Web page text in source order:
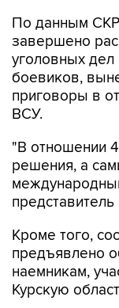
По данным
завершено
уголовных
боевиков,
приговоры в
ВСУ.
"В отношении
решения, а
Кроме того,
предъявлено
наемникам,
Курскую